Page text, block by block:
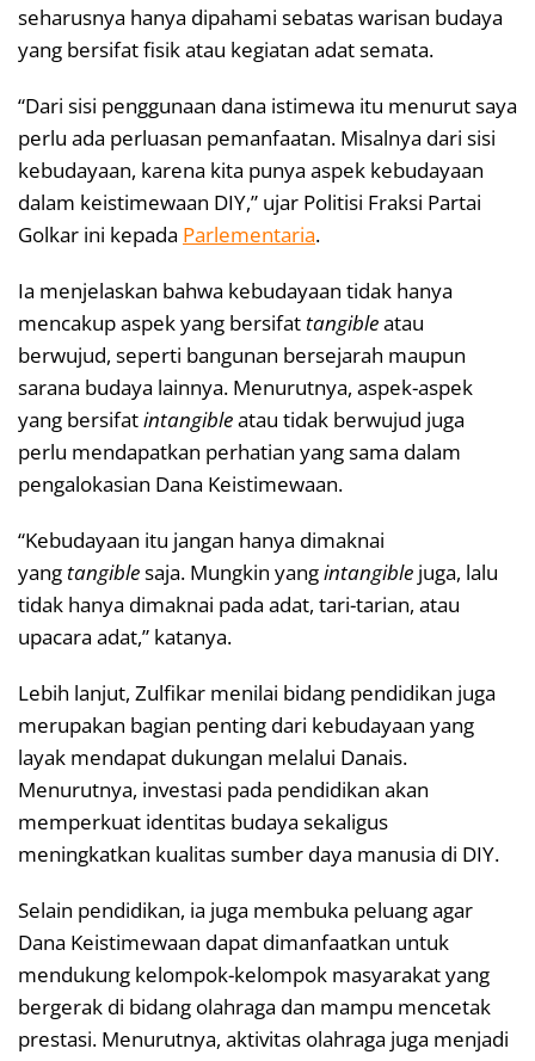
seharusnya hanya dipahami sebatas warisan budaya
yang bersifat fisik atau kegiatan adat semata.
“Dari sisi penggunaan dana istimewa itu menurut saya
perlu ada perluasan pemanfaatan. Misalnya dari sisi
kebudayaan, karena kita punya aspek kebudayaan
dalam keistimewaan DIY,” ujar Politisi Fraksi Partai
Golkar ini kepada Parlementaria.
Ia menjelaskan bahwa kebudayaan tidak hanya
mencakup aspek yang bersifattangibleatau
berwujud, seperti bangunan bersejarah maupun
sarana budaya lainnya. Menurutnya, aspek-aspek
yang bersifatintangibleatau tidak berwujud juga
perlu mendapatkan perhatian yang sama dalam
pengalokasian Dana Keistimewaan.
“Kebudayaan itu jangan hanya dimaknai
yangtangiblesaja. Mungkin yangintangible juga, lalu
tidak hanya dimaknai pada adat, tari-tarian, atau
upacara adat,” katanya.
Lebih lanjut, Zulfikar menilai bidang pendidikan juga
merupakan bagian penting dari kebudayaan yang
layak mendapat dukungan melalui Danais.
Menurutnya, investasi pada pendidikan akan
memperkuat identitas budaya sekaligus
meningkatkan kualitas sumber daya manusia di DIY.
Selain pendidikan, ia juga membuka peluang agar
Dana Keistimewaan dapat dimanfaatkan untuk
mendukung kelompok-kelompok masyarakat yang
bergerak di bidang olahraga dan mampu mencetak
prestasi. Menurutnya, aktivitas olahraga juga menjadi